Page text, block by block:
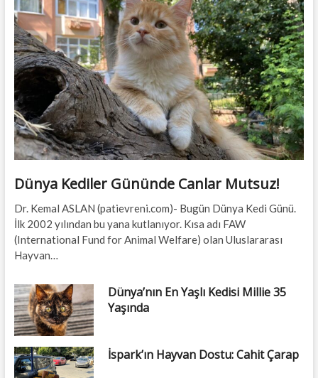
Dünya Kediler Gününde Canlar Mutsuz!
Dr. Kemal ASLAN (patievreni.com)- Bugün Dünya Kedi Günü.
İlk 2002 yılından bu yana kutlanıyor. Kısa adı FAW
(International Fund for Animal Welfare) olan Uluslararası
Hayvan…
Dünya’nın En Yaşlı Kedisi Millie 35
Yaşında
İspark’ın Hayvan Dostu: Cahit Çarap